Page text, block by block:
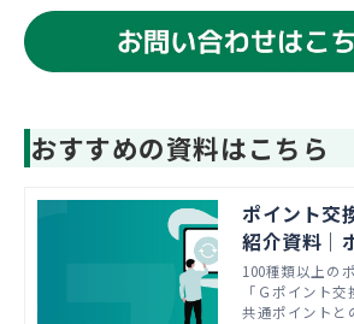
おすすめの資料はこちら
ポイント交
紹介資料｜
ションなら
100種類以上の
「Ｇポイント
共通ポイントと